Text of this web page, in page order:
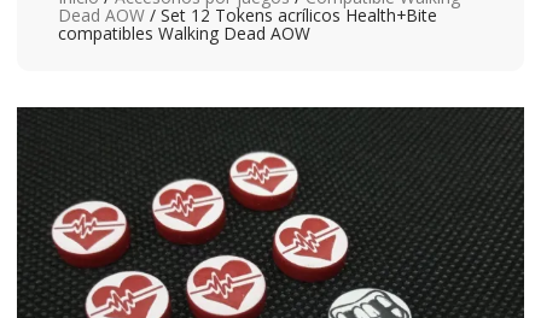
Dead AOW/ Set 12 Tokens acrílicos Health+Bite
compatibles Walking Dead AOW